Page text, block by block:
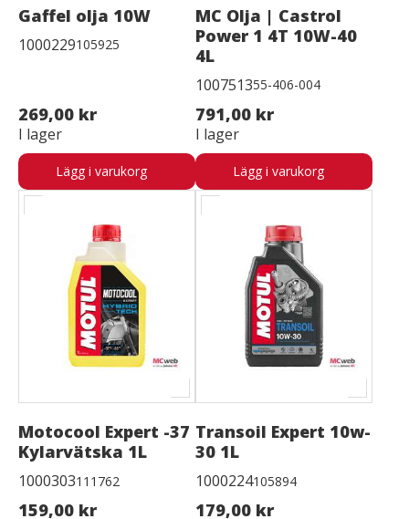
Gaffel olja 10W
1000229105925
269,00 kr
I lager
Lägg i varukorg
MC Olja | Castrol
Power 1 4T 10W-40
4L
100751355-406-004
791,00 kr
I lager
Lägg i varukorg
Motocool Expert -37
Kylarvätska 1L
1000303111762
159,00 kr
Transoil Expert 10w-
30 1L
1000224105894
179,00 kr